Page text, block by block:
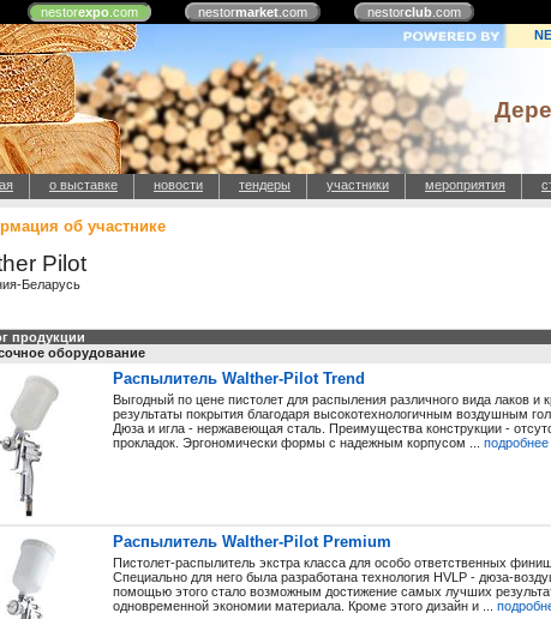
nestorexpo.com nestormarket.com nestorclub.com
о выставке новости тендеры участники мероприятия
об участнике
Pilot
Беларусь
продукции
оборудование
Распылитель Walther-Pilot Trend
Выгодный по цене пистолет для распыления различного вида лаков и
результаты покрытия благодаря высокотехнологичным воздушным
Дюза и игла - нержавеющая сталь. Преимущества конструкции -
прокладок. Эргономически формы с надежным корпусом ... подробнее
Распылитель Walther-Pilot Premium
Пистолет-распылитель экстра класса для особо ответственных
Специально для него была разработана технология HVLP - дюза-
помощью этого стало возможным достижение самых лучших
одновременной экономии материала. Кроме этого дизайн и ...